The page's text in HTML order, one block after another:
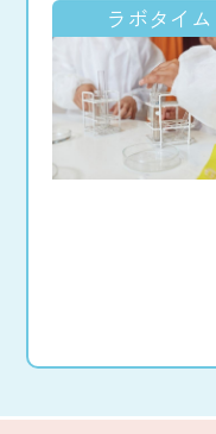
ラボタイム